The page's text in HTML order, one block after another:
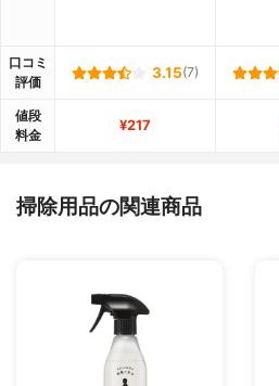
口コミ
評価
3.15(7)
値段
料金
¥217
掃除用品の関連商品